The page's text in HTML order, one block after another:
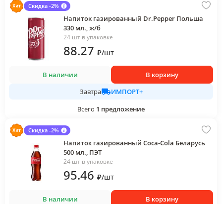
Скидка -2%
Напиток газированный Dr.Pepper Польша
330 мл., ж/б
24 шт в упаковке
88.27 ₽/шт
В наличии
В корзину
Завтра
ИМПОРТ+
Всего 1 предложение
Скидка -2%
Напиток газированный Coca-Cola Беларусь
500 мл., ПЭТ
24 шт в упаковке
95.46 ₽/шт
В наличии
В корзину